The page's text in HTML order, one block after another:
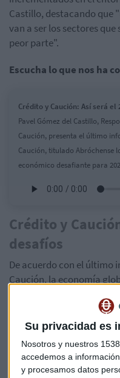
Su privacidad es
Nosotros y nuestros 1538
accedemos a
y procesamos datos
Castillo, destacando que
van a ser los sectores
peor parte".
Escucha lo que nos ha
Crédito y Caución: Así será el
Pavel Gómez del Castillo,
Caución, presenta el último
Caución, titulado Abróchense
económico desafiante para
Crédito y
desafíos
De acuerdo con el último
Caución, la economía
objetivo del 2% tanto
Unidos,en un entorno de
materias primas,
normalización de las
suministro. El escenario